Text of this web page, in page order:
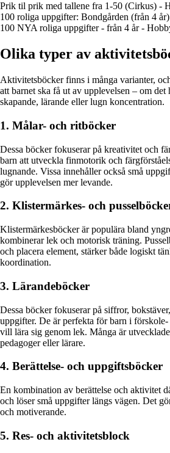
Prik til prik med tallene fra 1-50 (Cirkus) -
100 roliga uppgifter: Bondgården (från 4
100 NYA roliga uppgifter - från 4 år -
Olika typer av
Aktivitetsböcker finns i många varianter,
att barnet ska få ut av upplevelsen – om
skapande, lärande eller lugn koncentration.
1. Målar- och ritböcker
Dessa böcker fokuserar på kreativitet och
barn att utveckla finmotorik och
lugnande. Vissa innehåller också små
gör upplevelsen mer levande.
2. Klistermärkes- och
Klistermärkesböcker är populära bland
kombinerar lek och motorisk träning.
och placera element, stärker både logiskt
koordination.
3. Lärandeböcker
Dessa böcker fokuserar på siffror,
uppgifter. De är perfekta för barn i förskole-
vill lära sig genom lek. Många är
pedagoger eller lärare.
4. Berättelse- och uppgiftsböcker
En kombination av berättelse och aktivitet
och löser små uppgifter längs vägen. Det
och motiverande.
5. Res- och aktivitetsblock